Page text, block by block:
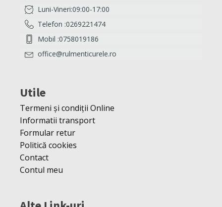
Luni-Vineri:09:00-17:00
Telefon :0269221474
Mobil :0758019186
office@rulmenticurele.ro
Utile
Termeni și condiții Online
Informatii transport
Formular retur
Politică cookies
Contact
Contul meu